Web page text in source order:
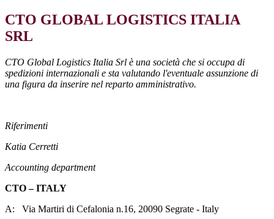
CTO GLOBAL LOGISTICS ITALIA
SRL
CTO Global Logistics Italia Srl è una società che si occupa di
spedizioni internazionali e sta valutando l'eventuale assunzione di
una figura da inserire nel reparto amministrativo.
Riferimenti
Katia Cerretti
Accounting department
CTO – ITALY
A: Via Martiri di Cefalonia n.16, 20090 Segrate - Italy